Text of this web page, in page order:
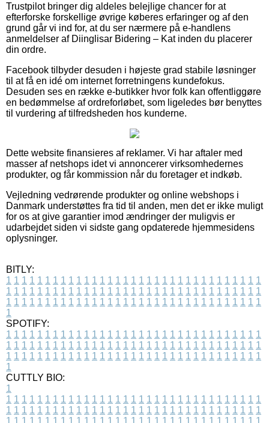
Trustpilot bringer dig aldeles belejlige chancer for at
efterforske forskellige øvrige køberes erfaringer og af den
grund går vi ind for, at du ser nærmere på e-handlens
anmeldelser af Diinglisar Bidering – Kat inden du placerer
din ordre.
Facebook tilbyder desuden i højeste grad stabile løsninger
til at få en idé om internet forretningens kundefokus.
Desuden ses en række e-butikker hvor folk kan offentliggøre
en bedømmelse af ordreforløbet, som ligeledes bør benyttes
til vurdering af tilfredsheden hos kunderne.
Dette website finansieres af reklamer. Vi har aftaler med
masser af netshops idet vi annoncerer virksomhedernes
produkter, og får kommission når du foretager et indkøb.
Vejledning vedrørende produkter og online webshops i
Danmark understøttes fra tid til anden, men det er ikke muligt
for os at give garantier imod ændringer der muligvis er
udarbejdet siden vi sidste gang opdaterede hjemmesidens
oplysninger.
BITLY:
1 1 1 1 1 1 1 1 1 1 1 1 1 1 1 1 1 1 1 1 1 1 1 1 1 1 1 1 1 1 1 1 1
1 1 1 1 1 1 1 1 1 1 1 1 1 1 1 1 1 1 1 1 1 1 1 1 1 1 1 1 1 1 1 1 1
1 1 1 1 1 1 1 1 1 1 1 1 1 1 1 1 1 1 1 1 1 1 1 1 1 1 1 1 1 1 1 1 1
1
SPOTIFY:
1 1 1 1 1 1 1 1 1 1 1 1 1 1 1 1 1 1 1 1 1 1 1 1 1 1 1 1 1 1 1 1 1
1 1 1 1 1 1 1 1 1 1 1 1 1 1 1 1 1 1 1 1 1 1 1 1 1 1 1 1 1 1 1 1 1
1 1 1 1 1 1 1 1 1 1 1 1 1 1 1 1 1 1 1 1 1 1 1 1 1 1 1 1 1 1 1 1 1
1
CUTTLY BIO:
1
1 1 1 1 1 1 1 1 1 1 1 1 1 1 1 1 1 1 1 1 1 1 1 1 1 1 1 1 1 1 1 1 1
1 1 1 1 1 1 1 1 1 1 1 1 1 1 1 1 1 1 1 1 1 1 1 1 1 1 1 1 1 1 1 1 1
1 1 1 1 1 1 1 1 1 1 1 1 1 1 1 1 1 1 1 1 1 1 1 1 1 1 1 1 1 1 1 1 1